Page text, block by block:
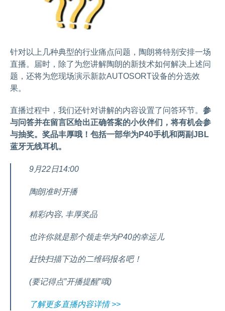
针对以上几种典型的行业痛点问题，陶朗将特别安排一场
直播。届时，除了为您讲解陶朗的新技术如何解决上述问
题，还将为您现场演示新款AUTOSORT设备的分选效
果。
直播过程中，我们还针对讲解的内容设置了问答环节。 参
与问答并在留言区给出正确答案的小伙伴们，将有机会参
与抽奖。奖品丰厚哦！包括一部华为P40手机和两副JBL
蓝牙无线耳机。
9月22日14:00
陶朗准时开播
精彩内容, 丰厚奖品
也许你就是那个领走华为P40的幸运儿
赶快扫描下边的二维码报名吧！
(要记得点”开播提醒”哦)
了解更多直播内容详情 >>